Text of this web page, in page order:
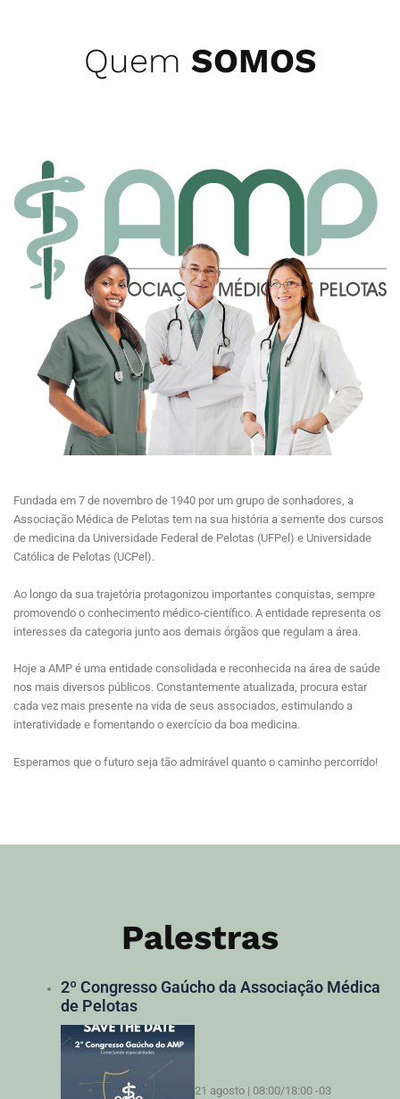
Quem SOMOS
Fundada em 7 de novembro de 1940 por um grupo de sonhadores, a
Associação Médica de Pelotas tem na sua história a semente dos cursos
de medicina da Universidade Federal de Pelotas (UFPel) e Universidade
Católica de Pelotas (UCPel).
Ao longo da sua trajetória protagonizou importantes conquistas, sempre
promovendo o conhecimento médico-científico. A entidade representa os
interesses da categoria junto aos demais órgãos que regulam a área.
Hoje a AMP é uma entidade consolidada e reconhecida na área de saúde
nos mais diversos públicos. Constantemente atualizada, procura estar
cada vez mais presente na vida de seus associados, estimulando a
interatividade e fomentando o exercício da boa medicina.
Esperamos que o futuro seja tão admirável quanto o caminho percorrido!
Palestras
2º Congresso Gaúcho da Associação Médica
de Pelotas
21 agosto | 08:00/18:00 -03